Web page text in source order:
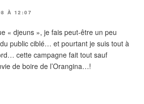
À 12:07
« djeuns », je fais peut-être un peu
public ciblé… et pourtant je suis tout à
cette campagne fait tout sauf
de boire de l’Orangina…!